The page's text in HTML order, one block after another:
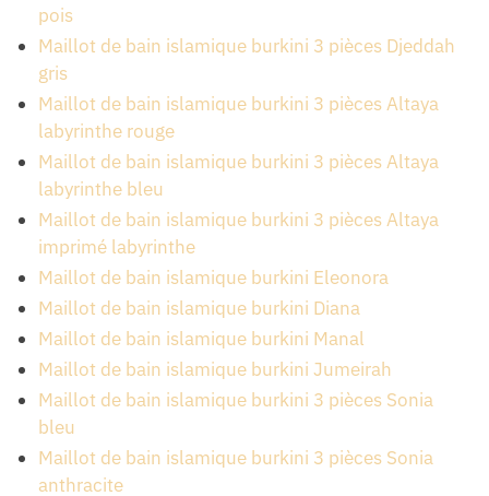
pois
Maillot de bain islamique burkini 3 pièces Djeddah
gris
Maillot de bain islamique burkini 3 pièces Altaya
labyrinthe rouge
Maillot de bain islamique burkini 3 pièces Altaya
labyrinthe bleu
Maillot de bain islamique burkini 3 pièces Altaya
imprimé labyrinthe
Maillot de bain islamique burkini Eleonora
Maillot de bain islamique burkini Diana
Maillot de bain islamique burkini Manal
Maillot de bain islamique burkini Jumeirah
Maillot de bain islamique burkini 3 pièces Sonia
bleu
Maillot de bain islamique burkini 3 pièces Sonia
anthracite